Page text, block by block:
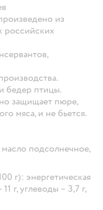
из
российских
бедер птицы.
защищает пюре,
мяса, и не бьется.
масло подсолнечное,
г): энергетическая
г, углеводы – 3,7 г,